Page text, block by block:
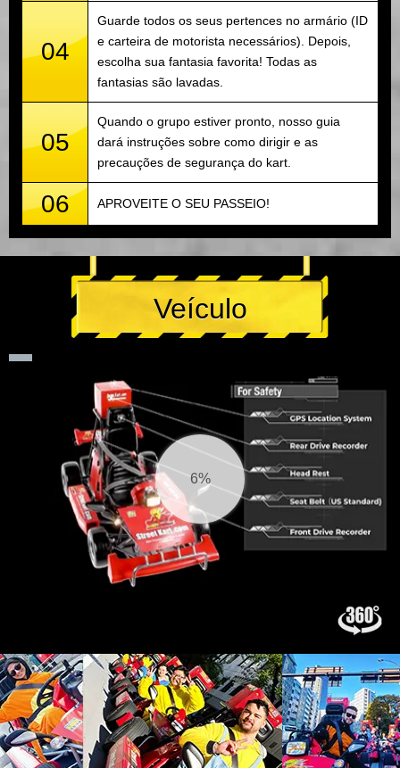
04
Guarde todos os seus pertences no armário (ID
e carteira de motorista necessários). Depois,
escolha sua fantasia favorita! Todas as
fantasias são lavadas.
05
Quando o grupo estiver pronto, nosso guia
dará instruções sobre como dirigir e as
precauções de segurança do kart.
06 APROVEITE O SEU PASSEIO!
Veículo
6%